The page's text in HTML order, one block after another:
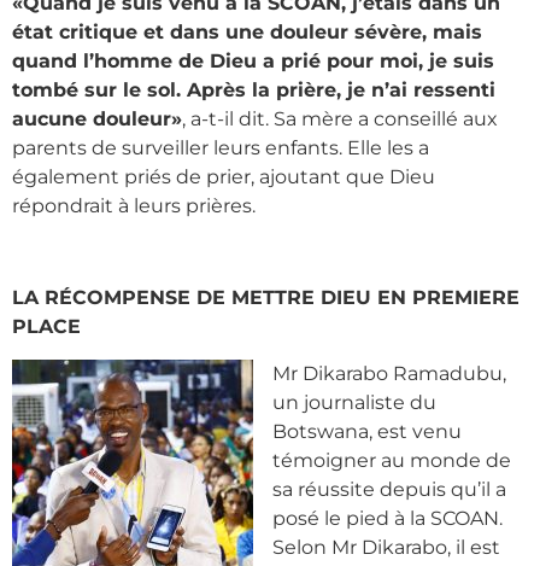
état critique et dans une douleur sévère, mais
quand l’homme de Dieu a prié pour moi, je suis
tombé sur le sol. Après la prière, je n’ai ressenti
aucune douleur», a-t-il dit. Sa mère a conseillé aux
parents de surveiller leurs enfants. Elle les a
également priés de prier, ajoutant que Dieu
répondrait à leurs prières.
LA RÉCOMPENSE DE METTRE DIEU EN PREMIERE
PLACE
Mr Dikarabo Ramadubu,
un journaliste du
Botswana, est venu
témoigner au monde de
sa réussite depuis qu’il a
posé le pied à la SCOAN.
Selon Mr Dikarabo, il est